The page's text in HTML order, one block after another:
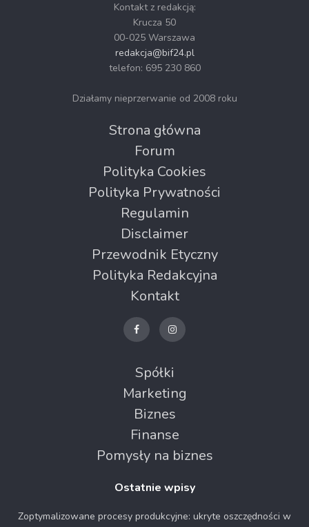
Kontakt z redakcją:
Krucza 50
00-025 Warszawa
redakcja@bif24.pl
telefon: 695 230 860
Działamy nieprzerwanie od 2008 roku
Strona główna
Forum
Polityka Cookies
Polityka Prywatności
Regulamin
Disclaimer
Przewodnik Etyczny
Polityka Redakcyjna
Kontakt
Spółki
Marketing
Biznes
Finanse
Pomysły na biznes
Ostatnie wpisy
Zoptymalizowane procesy produkcyjne: ukryte oszczędności w